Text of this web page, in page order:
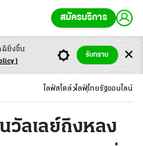
สมัครบริการ
ไลฟ์สไตล์ ไลฟ์ไทยรัฐออนไลน์
วัลเลย์ถึงหลง
ดียิ่งขึ้น
รับทราบ